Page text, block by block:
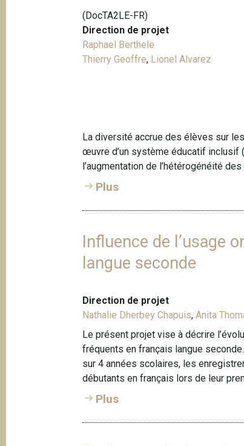
(DocTA2LE-FR)
Direction de projet
Raphael Berthele
Thierry Geoffre, Lionel Alvarez
La diversité accrue des élèves sur
œuvre d’un système éducatif inclusif
l’augmentation de l’hétérogénéité
Plus
Influence de l’usage
langue seconde
Direction de projet
Nathalie Dherbey Chapuis,Anita
Le présent projet vise à décrire
fréquents en français langue
sur 4 années scolaires, les
débutants en français lors de leur
Plus